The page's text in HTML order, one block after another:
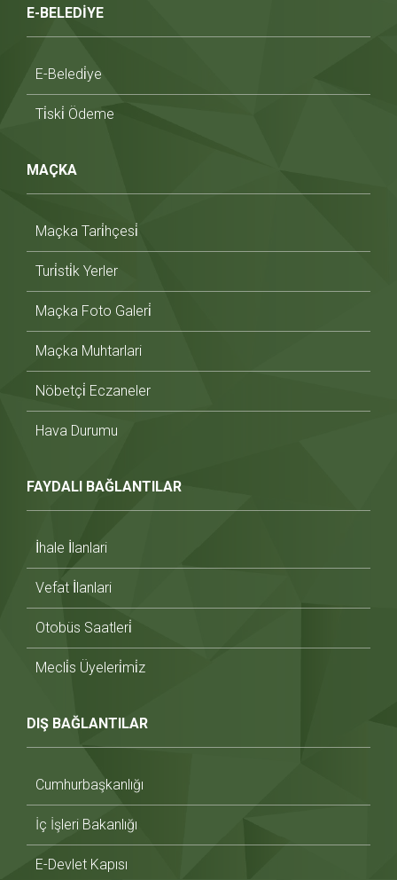
E-BELEDİYE
E-Beledi̇ye
Ti̇ski̇ Ödeme
MAÇKA
Maçka Tari̇hçesi̇
Turi̇sti̇k Yerler
Maçka Foto Galeri̇
Maçka Muhtarlari
Nöbetçi̇ Eczaneler
Hava Durumu
FAYDALI BAĞLANTILAR
İhale İlanlari
Vefat İlanlari
Otobüs Saatleri̇
Mecli̇s Üyeleri̇mi̇z
DIŞ BAĞLANTILAR
Cumhurbaşkanlığı
İç İşleri Bakanlığı
E-Devlet Kapısı